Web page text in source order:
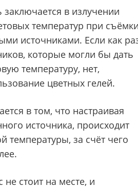
заключается в излучении
температур при
источниками. Если как
которые могли бы дать
температуру, нет,
цветных гелей.
в том, что настраивая
источника, происходит
температуры, за счёт чего
не стоит на месте, и